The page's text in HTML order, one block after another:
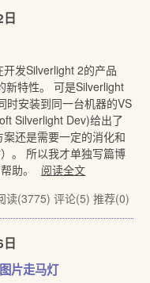
发Silverlight 2的产品
新特性。 可是Silverlight
时安装到同一台机器的VS
Silverlight Dev)给出了
还是需要一定的消化和
。 所以我才单独写篇博
助。
阅读全文
读(3775) 评论(5) 推荐(0)
片走马灯